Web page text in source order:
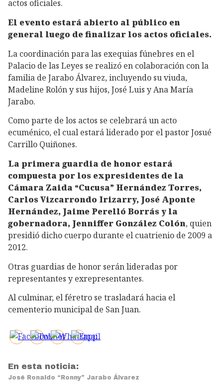
actos oficiales.
El evento estará abierto al público en
general luego de finalizar los actos oficiales.
La coordinación para las exequias fúnebres en el
Palacio de las Leyes se realizó en colaboración con la
familia de Jarabo Álvarez, incluyendo su viuda,
Madeline Rolón y sus hijos, José Luis y Ana María
Jarabo.
Como parte de los actos se celebrará un acto
ecuménico, el cual estará liderado por el pastor Josué
Carrillo Quiñones.
La primera guardia de honor estará
compuesta por los expresidentes de la
Cámara Zaida “Cucusa” Hernández Torres,
Carlos Vizcarrondo Irizarry, José Aponte
Hernández, Jaime Perelló Borrás y la
gobernadora, Jenniffer González Colón, quien
presidió dicho cuerpo durante el cuatrienio de 2009 a
2012.
Otras guardias de honor serán lideradas por
representantes y exrepresentantes.
Al culminar, el féretro se trasladará hacia el
cementerio municipal de San Juan.
En esta noticia:
José Ronaldo “Ronny” Jarabo Álvarez